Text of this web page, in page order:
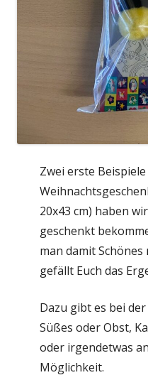
Zwei erste
20x43 cm) haben
geschenkt
man damit Schönes
gefällt Euch das
Dazu gibt es bei
Süßes oder Obst,
oder irgendetwas
Möglichkeit.